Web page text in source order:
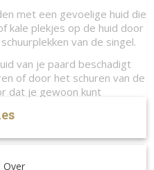
met een gevoelige huid die
kale plekjes op de huid door
van de singel.
van je paard beschadigt
of door het schuren van de
dat je gewoon kunt
van plekjes bij
technisch elastiek. De
Over